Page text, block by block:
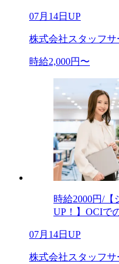
07月14日UP
株式会社スタッフサ
時給2,000円〜
時給2000円/
UP！】OCIで
07月14日UP
株式会社スタッフサ